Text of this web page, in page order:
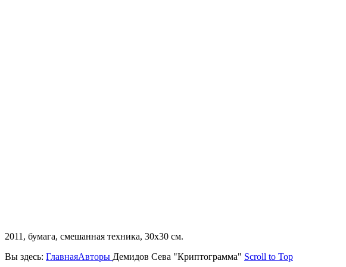
2011, бумага, смешанная техника, 30х30 см.
Вы здесь: ГлавнаяАвторы Демидов Сева "Криптограмма" Scroll to Top